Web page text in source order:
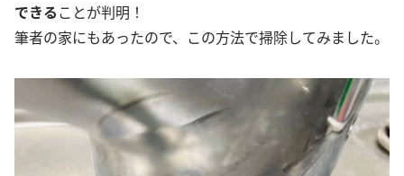
できることが判明！
筆者の家にもあったので、この方法で掃除してみました。